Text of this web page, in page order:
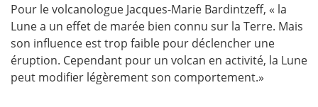
Pour le volcanologue Jacques-Marie Bardintzeff, « la
Lune a un effet de marée bien connu sur la Terre. Mais
son influence est trop faible pour déclencher une
éruption. Cependant pour un volcan en activité, la Lune
peut modifier légèrement son comportement.»